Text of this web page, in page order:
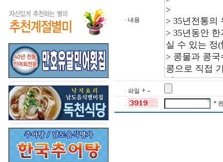
· 내용
· 파일 + -
· *